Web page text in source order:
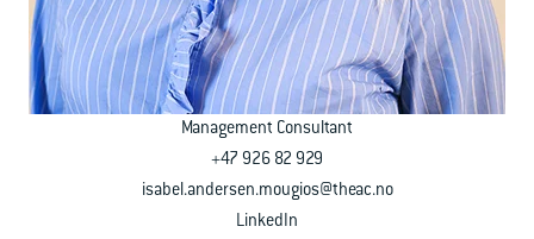
Management Consultant
+47 926 82 929
isabel.andersen.mougios@theac.no
LinkedIn